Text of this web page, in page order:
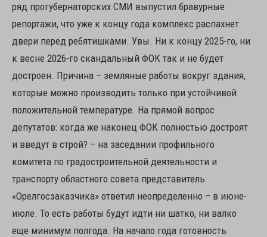
ряд прогубернаторских СМИ выпустил бравурные
репортажи, что уже к концу года комплекс распахнет
двери перед ребятишками. Увы. Ни к концу 2025-го, ни
к весне 2026-го скандальный ФОК так и не будет
достроен. Причина – земляные работы вокруг здания,
которые можно производить только при устойчивой
положительной температуре. На прямой вопрос
депутатов: когда же наконец ФОК полностью достроят
и введут в строй? – на заседании профильного
комитета по градостроительной деятельности и
транспорту областного совета представитель
«Орелгосзаказчика» ответил неопределенно – в июне-
июле. То есть работы будут идти ни шатко, ни валко
еще минимум полгода. На начало года готовность